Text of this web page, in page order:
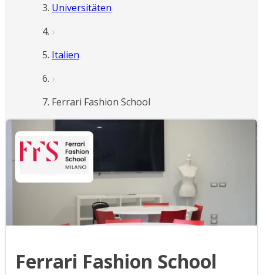
Universitäten
Italien
Ferrari Fashion School
Ferrari Fashion School